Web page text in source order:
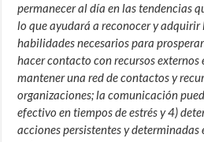
permanecer al día en las tendencias
lo que ayudará a reconocer y
habilidades necesarios para
hacer contacto con recursos
mantener una red de contactos y
organizaciones; la comunicación
efectivo en tiempos de estrés y 4)
acciones persistentes y determinadas